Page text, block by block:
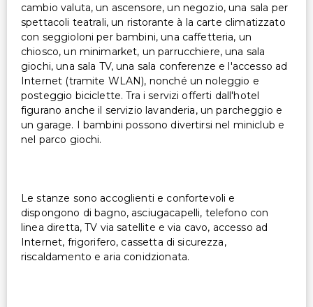
cambio valuta, un ascensore, un negozio, una sala per
spettacoli teatrali, un ristorante à la carte climatizzato
con seggioloni per bambini, una caffetteria, un
chiosco, un minimarket, un parrucchiere, una sala
giochi, una sala TV, una sala conferenze e l'accesso ad
Internet (tramite WLAN), nonché un noleggio e
posteggio biciclette. Tra i servizi offerti dall'hotel
figurano anche il servizio lavanderia, un parcheggio e
un garage. I bambini possono divertirsi nel miniclub e
nel parco giochi.
Le stanze sono accoglienti e confortevoli e
dispongono di bagno, asciugacapelli, telefono con
linea diretta, TV via satellite e via cavo, accesso ad
Internet, frigorifero, cassetta di sicurezza,
riscaldamento e aria conidzionata.